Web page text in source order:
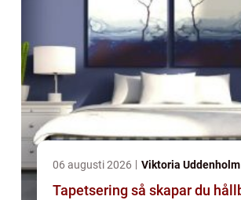
06 augusti 2026 Viktoria Uddenholm
Tapetsering så skapar du hållbara och